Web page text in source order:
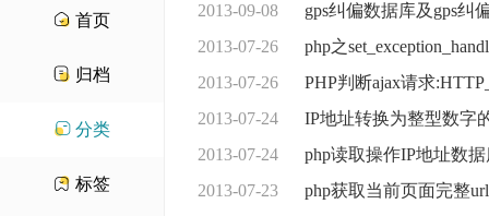
首页
归档
分类
标签
2013-09-08
gps纠偏数据库及gps纠
2013-07-26
php之
2013-07-26
PHP判断ajax请求
2013-07-24
IP地址转换为整型数字
2013-07-24
php读取操作IP地址数
2013-07-23
php获取当前页面完整url